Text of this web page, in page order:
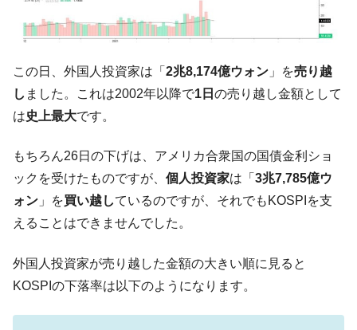
い「50.5％」に上昇
『Money1』
韓国大統領府ボンクラ政策室長が告発され
た ⇒ 国家が行った恐るべき株価操作であり、空前の国政壟
断
動」
『Money1』
中国だけが鉄鋼輸出を異常増加させる ⇒ 中
国の過剰生産が世界を蝕む。
『Money1』
韓国製造業「半導体絶好調」のウラで他業
種は全般的「不調」⇒ PSIが示す現況は決して良くない。
ン』1人当たり賠償10万ウォンを認定 ⇒ 総額3兆7,000億
『Money1』 韓国で猛暑。南東部では干ばつ
この日、外国人投資家は「 2兆8,174億ウォン 」を売り越
し ました。これは2002年以降で1日 の売り越し金額として
は史上最大です。
もちろん26日の下げは、アメリカ合衆国の国債金利ショ
ックを受けたものですが、 個人投資家は「 3兆7,785億ウ
ォン 」を買い越しているのですが、それでもKOSPIを支
えることはできませんでした。
外国人投資家が売り越した金額の大きい順に見ると
KOSPIの下落率は以下のようになります。